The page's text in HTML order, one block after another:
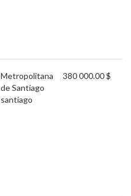
Metropolitana
de Santiago
santiago
380 000.00 $